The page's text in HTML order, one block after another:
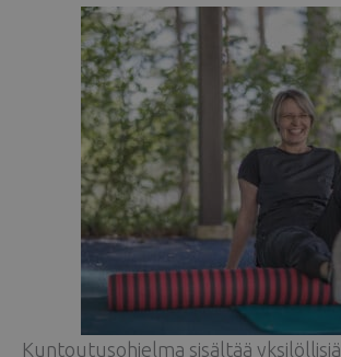
Kuntoutusohjelma sisältää yksilöllisiä